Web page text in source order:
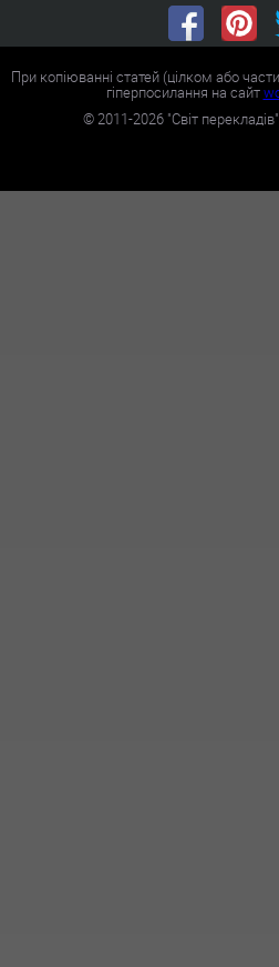
При копіюванні статей (цілком або
гіперпосилання на сайт
©2011-2026"Світ